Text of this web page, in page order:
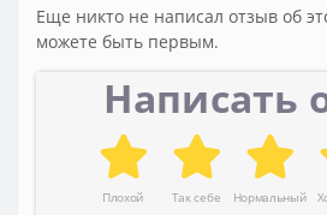
Еще никто не написал отзыв об
можете быть первым.
Написать
Плохой Так себе Нормальный